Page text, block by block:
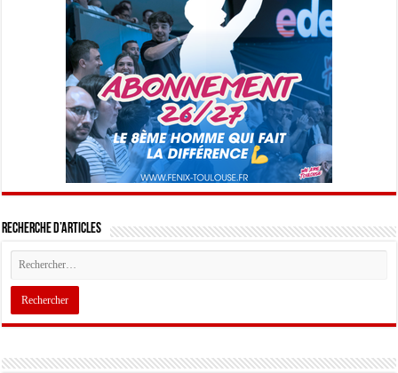
Recherche d’articles